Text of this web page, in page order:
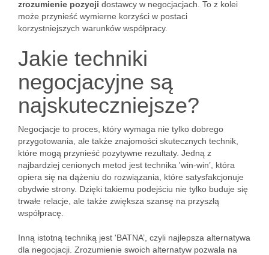
zrozumienie pozycji dostawcy w negocjacjach. To z kolei
może przynieść wymierne korzyści w postaci
korzystniejszych warunków współpracy.
Jakie techniki
negocjacyjne są
najskuteczniejsze?
Negocjacje to proces, który wymaga nie tylko dobrego
przygotowania, ale także znajomości skutecznych technik,
które mogą przynieść pozytywne rezultaty. Jedną z
najbardziej cenionych metod jest technika 'win-win’, która
opiera się na dążeniu do rozwiązania, które satysfakcjonuje
obydwie strony. Dzięki takiemu podejściu nie tylko buduje się
trwałe relacje, ale także zwiększa szansę na przyszłą
współpracę.
Inną istotną techniką jest 'BATNA’, czyli najlepsza alternatywa
dla negocjacji. Zrozumienie swoich alternatyw pozwala na